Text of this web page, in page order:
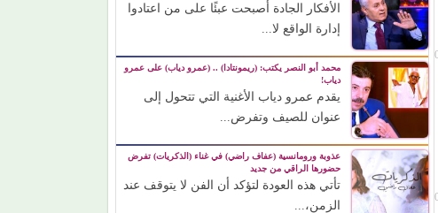
الأفكار الجادة أصبحت عبئًا على من اعتادوا
إدارة الواقع لا...
محمد أبو النصر يكتب: (ريمونتادا) .. (عمرو دياب) على عمرو
دياب!
يقدم عمرو دياب الأغنية التي تتحول إلى
عنوان للصيف وتفرض...
عذوبة ورومانسية (عفاف راضي) في غناء (الذكريات) تفرض
حضورها الراقي من جديد
تأتي هذه العودة لتؤكد أن الفن لا يتوقف عند
الزمن،...